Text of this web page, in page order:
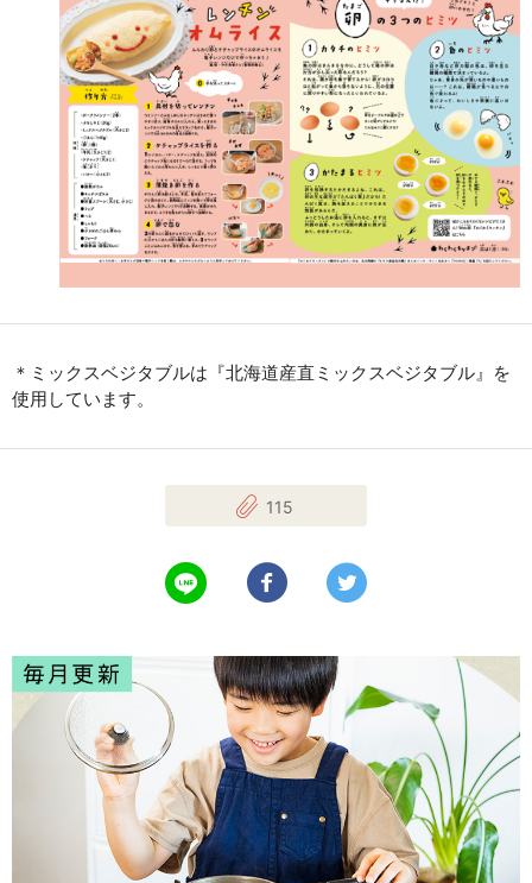
＊ミックスベジタブルは『北海道産直ミックスベジタブル』を
使用しています。
115
LINEで送る Facebookでシェアする